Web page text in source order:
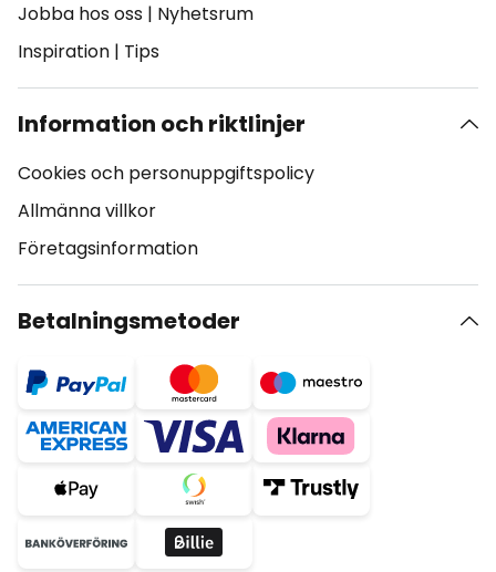
Jobba hos oss | Nyhetsrum
Inspiration | Tips
Information och riktlinjer
Cookies och personuppgiftspolicy
Allmänna villkor
Företagsinformation
Betalningsmetoder